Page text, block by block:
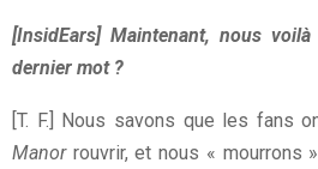
[InsidEars] Maintenant, nous
dernier mot ?
[T. F.] Nous savons que les fans
Manorrouvrir, et nous « mourrons